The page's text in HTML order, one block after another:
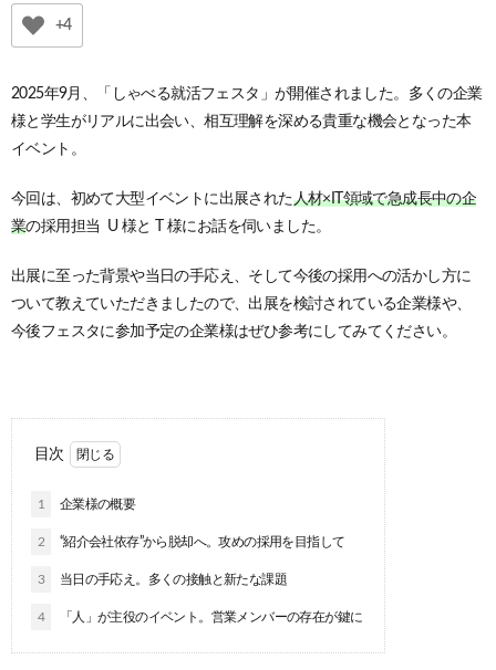
+4
2025年9月、「しゃべる就活フェスタ」が開催されました。 多くの企業
様と学生がリアルに出会い、相互理解を深める貴重な機会となった本
イベント。
今回は、初めて大型イベントに出展された人材×IT領域で急成長中の企
業の採用担当 U 様と T 様にお話を伺いました。
出展に至った背景や当日の手応え、そして今後の採用への活かし方に
ついて教えていただきましたので、出展を検討されている企業様や、
今後フェスタに参加予定の企業様はぜひ参考にしてみてください。
目次
1 企業様の概要
2 “紹介会社依存”から脱却へ。攻めの採用を目指して
3 当日の手応え。多くの接触と新たな課題
4 「人」が主役のイベント。営業メンバーの存在が鍵に